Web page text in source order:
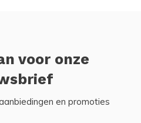
voor onze
en promoties